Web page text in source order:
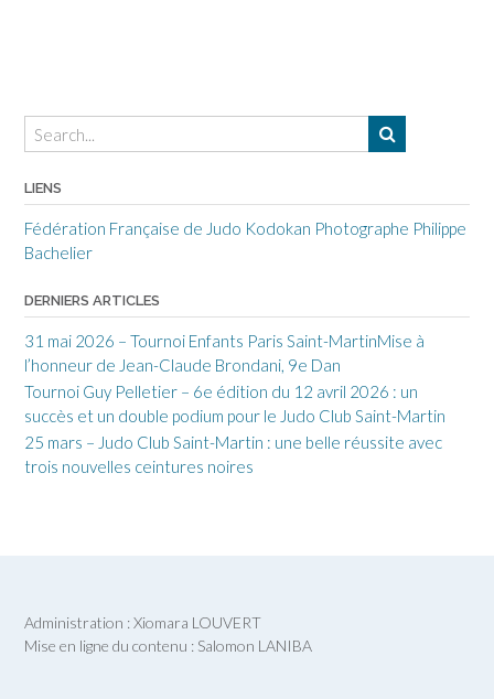
LIENS
Fédération Française de Judo Kodokan Photographe Philippe
Bachelier
DERNIERS ARTICLES
31 mai 2026 – Tournoi Enfants Paris Saint-MartinMise à
l’honneur de Jean-Claude Brondani, 9e Dan
Tournoi Guy Pelletier – 6e édition du 12 avril 2026 : un
succès et un double podium pour le Judo Club Saint-Martin
25 mars – Judo Club Saint-Martin : une belle réussite avec
trois nouvelles ceintures noires
Administration : Xiomara LOUVERT
Mise en ligne du contenu : Salomon LANIBA